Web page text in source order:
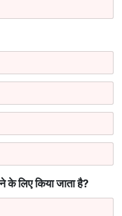
के लिए किया जाता है?